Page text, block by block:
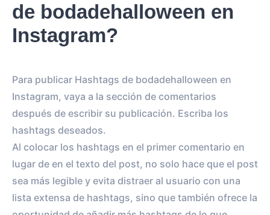
de bodadehalloween en
Instagram?
Para publicar Hashtags de bodadehalloween en
Instagram, vaya a la sección de comentarios
después de escribir su publicación. Escriba los
hashtags deseados.
Al colocar los hashtags en el primer comentario en
lugar de en el texto del post, no solo hace que el post
sea más legible y evita distraer al usuario con una
lista extensa de hashtags, sino que también ofrece la